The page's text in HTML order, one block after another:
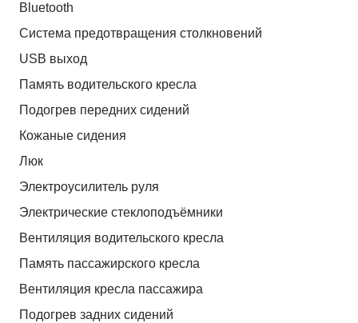
Bluetooth
Система предотвращения столкновений
USB выход
Память водительского кресла
Подогрев передних сидений
Кожаные сидения
Люк
Электроусилитель руля
Электрические стеклоподъёмники
Вентиляция водительского кресла
Память пассажирского кресла
Вентиляция кресла пассажира
Подогрев задних сидений